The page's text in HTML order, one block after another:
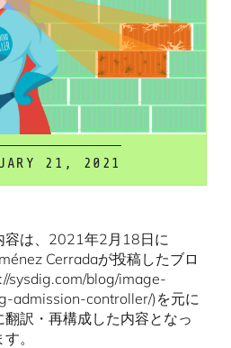
21, 2021
容は、2021年2月18日に
Cerradaが投稿したブロ
sysdig.com/blog/image-
admission-controller/)を元に
翻訳・再構成した内容となっ
。